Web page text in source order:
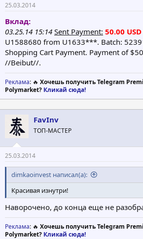
25.03.2014
Вклад:
03.25.14 15:14 Sent Payment: 50.00 USD
U1588680 from U1633***. Batch:
Shopping Cart Payment. Payment of
//Beibut//.
Реклама: 🔥 Хочешь получить Telegram
Polymarket? Кликай сюда!
FavInv
ТОП-МАСТЕР
25.03.2014
dimkaoinvest написал(а):
Красивая изнутри!
Наворочено, до конца еще не
Реклама: 🔥 Хочешь получить Telegram
Polymarket? Кликай сюда!